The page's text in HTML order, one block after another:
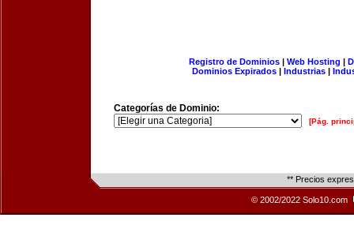
Registro de Dominios| Web Hosting |
Dominios Expirados | Industrias |
Categorías de Dominio:
[Pág.
** Precios
© 2002/2022 Solo10.com